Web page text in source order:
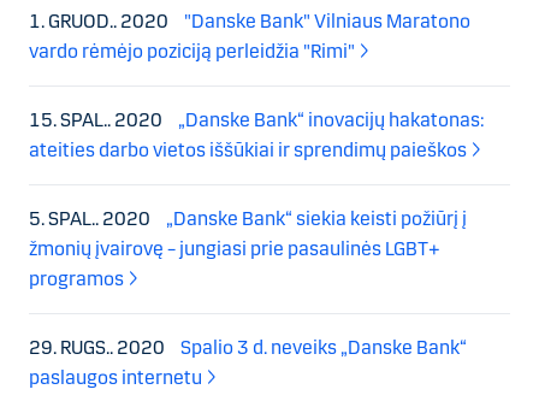
1. GRUOD.. 2020
"Danske Bank" Vilniaus Maratono
vardo rėmėjo poziciją perleidžia "Rimi"
15. SPAL.. 2020
„Danske Bank“ inovacijų hakatonas:
ateities darbo vietos iššūkiai ir sprendimų paieškos
5. SPAL.. 2020
„Danske Bank“ siekia keisti požiūrį į
žmonių įvairovę – jungiasi prie pasaulinės LGBT+
programos
29. RUGS.. 2020
Spalio 3 d. neveiks „Danske Bank“
paslaugos internetu